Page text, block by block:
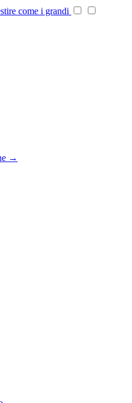
come i grandi
→